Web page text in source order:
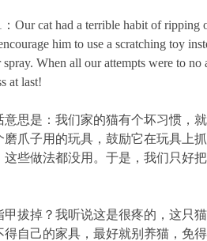
Our cat had a terrible habit of ripping
him to use a scratching toy
spray. When all our attempts were to
at last!
意思是：我们家的猫有个坏习惯，
磨爪子用的玩具，鼓励它在玩具上
这些做法都没用。于是，我们只好
甲拔掉？我听说这是很疼的，这只
得自己的家具，最好就别养猫，免